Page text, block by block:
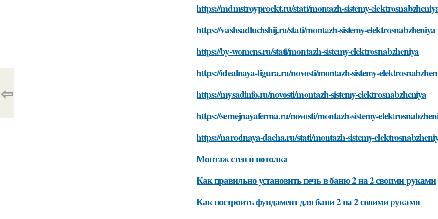
https://mdmstroyproekt.ru/stati/montazh-sistemy-
https://vashsadluchshij.ru/stati/montazh-sistemy-elektrosnabzheniya
https://by-womens.ru/stati/montazh-sistemy-elektrosnabzheniya
https://idealnaya-figura.ru/novosti/montazh-sistemy-
https://mysadinfo.ru/novosti/montazh-sistemy-elektrosnabzheniya
https://semejnayaferma.ru/novosti/montazh-sistemy-
https://narodnaya-dacha.ru/stati/montazh-sistemy-
Монтаж стен и потолка
Как правильно установить печь в баню 2 на 2 своими руками
Как построить фундамент для бани 2 на 2 своими руками
⇦